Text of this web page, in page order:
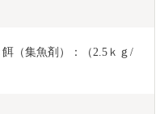
（集魚剤）：（2.5ｋｇ/